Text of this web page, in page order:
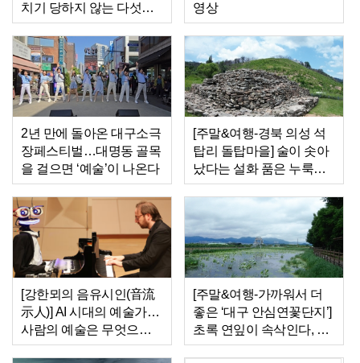
치기 당하지 않는 다섯가
지 방법
영상
2년 만에 돌아온 대구소극
장페스티벌…대명동 골목
을 걸으면 ‘예술’이 나온다
[주말&여행-경북 의성 석
탑리 돌탑마을] 술이 솟아
났다는 설화 품은 누룩바
위, 이름은 술꾼이 지었을
[강한뫼의 음유시인(音流
示人)] AI 시대의 예술가…
사람의 예술은 무엇으로
남는가
[주말&여행-가까워서 더
좋은 ‘대구 안심연꽃단지’]
초록 연잎이 속삭인다, 천
천히 걸으라고…